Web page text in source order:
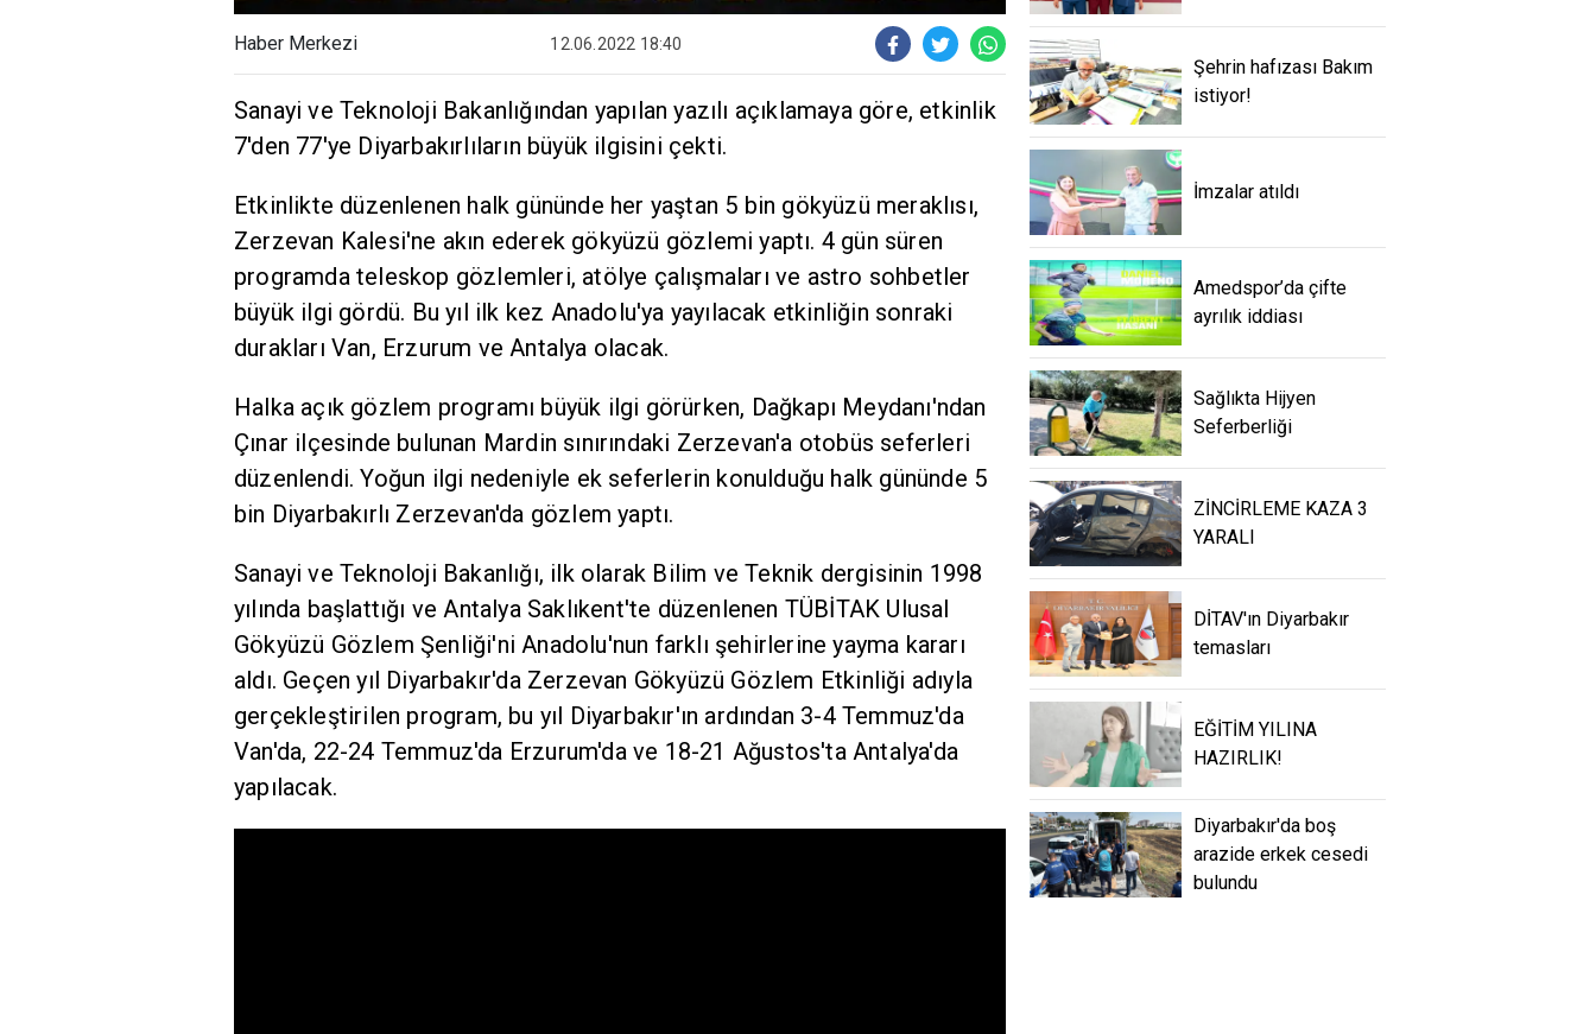
Haber Merkezi 12.06.2022 18:40
Sanayi ve Teknoloji Bakanlığından yapılan yazılı açıklamaya göre, etkinlik
7'den 77'ye Diyarbakırlıların büyük ilgisini çekti.
Etkinlikte düzenlenen halk gününde her yaştan 5 bin gökyüzü meraklısı,
Zerzevan Kalesi'ne akın ederek gökyüzü gözlemi yaptı. 4 gün süren
programda teleskop gözlemleri, atölye çalışmaları ve astro sohbetler
büyük ilgi gördü. Bu yıl ilk kez Anadolu'ya yayılacak etkinliğin sonraki
durakları Van, Erzurum ve Antalya olacak.
Halka açık gözlem programı büyük ilgi görürken, Dağkapı Meydanı'ndan
Çınar ilçesinde bulunan Mardin sınırındaki Zerzevan'a otobüs seferleri
düzenlendi. Yoğun ilgi nedeniyle ek seferlerin konulduğu halk gününde 5
bin Diyarbakırlı Zerzevan'da gözlem yaptı.
Sanayi ve Teknoloji Bakanlığı, ilk olarak Bilim ve Teknik dergisinin 1998
yılında başlattığı ve Antalya Saklıkent'te düzenlenen TÜBİTAK Ulusal
Gökyüzü Gözlem Şenliği'ni Anadolu'nun farklı şehirlerine yayma kararı
aldı. Geçen yıl Diyarbakır'da Zerzevan Gökyüzü Gözlem Etkinliği adıyla
gerçekleştirilen program, bu yıl Diyarbakır'ın ardından 3-4 Temmuz'da
Van'da, 22-24 Temmuz'da Erzurum'da ve 18-21 Ağustos'ta Antalya'da
yapılacak.
Şehrin hafızası Bakım
istiyor!
İmzalar atıldı
Amedspor’da çifte
ayrılık iddiası
Sağlıkta Hijyen
Seferberliği
ZİNCİRLEME KAZA 3
YARALI
DİTAV'ın Diyarbakır
temasları
EĞİTİM YILINA
HAZIRLIK!
Diyarbakır'da boş
arazide erkek cesedi
bulundu